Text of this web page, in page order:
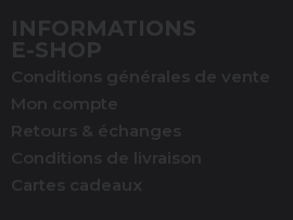
INFORMATIONS
E-SHOP
Conditions générales de vente
Mon compte
Retours & échanges
Conditions de livraison
Cartes cadeaux